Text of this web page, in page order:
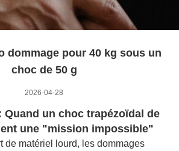
dommage pour 40 kg sous un
choc de 50 g
2026-04-28
un choc trapézoïdal de
une "mission impossible"
de matériel lourd, les dommages